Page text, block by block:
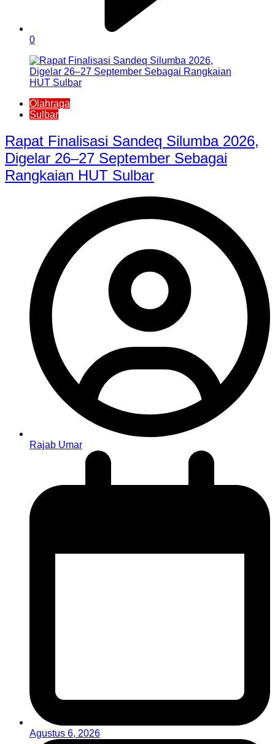
0
Olahraga
Sulbar
Rapat Finalisasi Sandeq Silumba 2026,
Digelar 26–27 September Sebagai
Rangkaian HUT Sulbar
Rajab Umar
Agustus 6, 2026